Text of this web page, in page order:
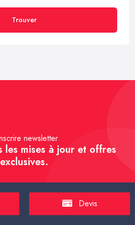
Trouver
newsletter
les mises à jour et offres
exclusives.
S'inscrire
Devis